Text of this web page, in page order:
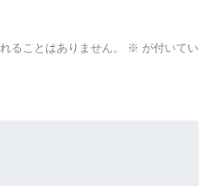
ることはありません。 ※ が付いてい